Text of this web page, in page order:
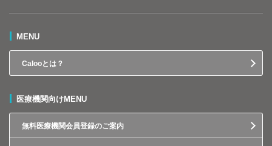
MENU
Calooとは？
医療機関向けMENU
無料医療機関会員登録のご案内